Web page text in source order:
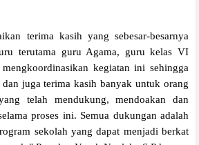
terima kasih yang sebesar-besarnya
terutama guru Agama, guru kelas VI
kegiatan ini sehingga
juga terima kasih banyak untuk orang
telah mendukung, mendoakan dan
proses ini. Semua dukungan adalah
sekolah yang dapat menjadi berkat